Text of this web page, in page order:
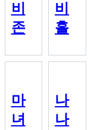
비
존
비
홀
마
녀
나
나